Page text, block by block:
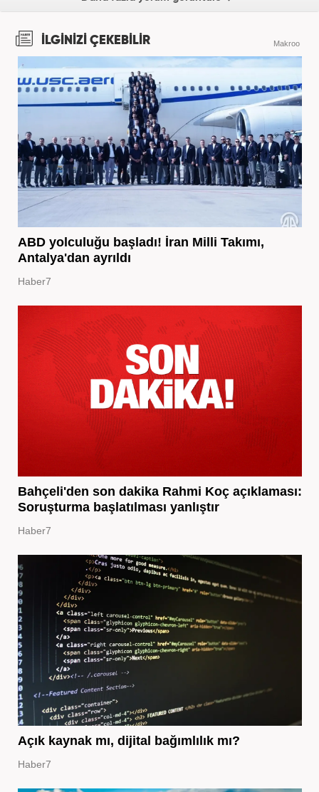
İLGİNİZİ ÇEKEBİLİR Makroo
ABD yolculuğu başladı! İran Milli Takımı,
Antalya'dan ayrıldı
Haber7
Bahçeli'den son dakika Rahmi Koç açıklaması:
Soruşturma başlatılması yanlıştır
Haber7
Açık kaynak mı, dijital bağımlılık mı?
Haber7